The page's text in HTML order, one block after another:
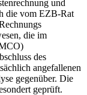
und
die vom EZB‑Rat
die im
)
des
angefallenen
gegenüber. Die
geprüft.